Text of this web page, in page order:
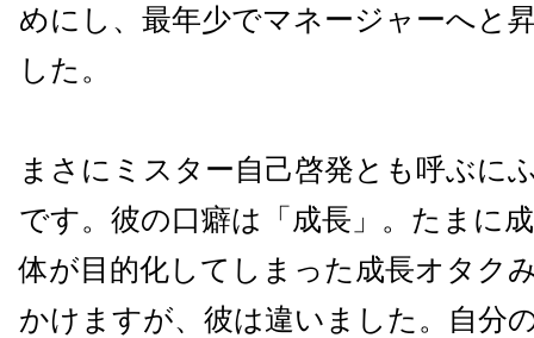
めにし、最年少でマネージャーへと
した。
まさにミスター自己啓発とも呼ぶに
です。彼の口癖は「成長」。たまに
体が目的化してしまった成長オタク
かけますが、彼は違いました。自分